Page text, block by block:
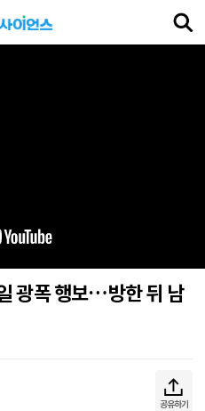
광폭 행보…방한 뒤 남
공유하기